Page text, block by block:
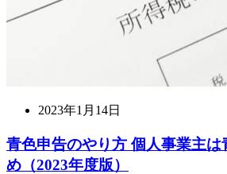
2023年1月14日
青色申告のやり方 個人事業主
め（2023年度版）